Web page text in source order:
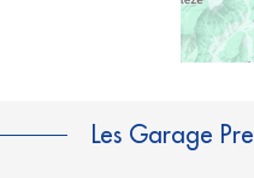
Les Garage